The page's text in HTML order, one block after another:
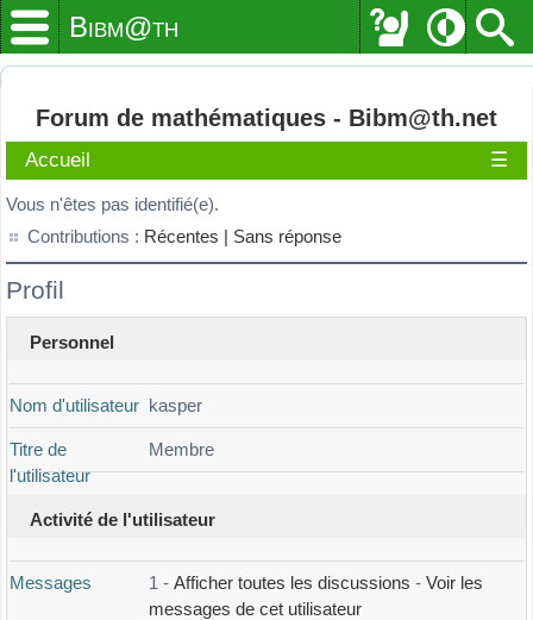
Bibm@th
Forum de mathématiques - Bibm@th.net
Accueil ☰
Vous n'êtes pas identifié(e).
Contributions : Récentes | Sans réponse
Profil
Personnel
Nom d'utilisateur kasper
Titre de
l'utilisateur
Membre
Activité de l'utilisateur
Messages 1 - Afficher toutes les discussions - Voir les
messages de cet utilisateur